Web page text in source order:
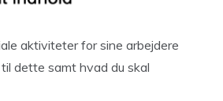
aktiviteter for sine arbejdere
dette samt hvad du skal